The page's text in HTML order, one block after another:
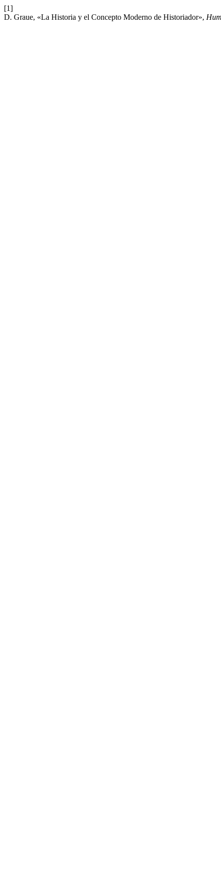
[1]
D. Graue, «La Historia y el Concepto Moderno de Historiador»,